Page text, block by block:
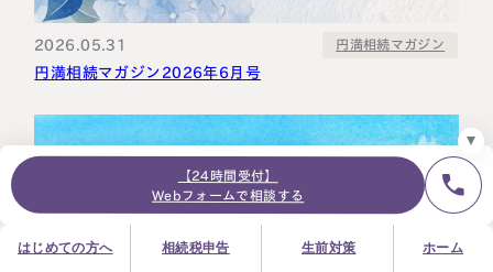
【24時間受付】
Webフォームで相談する
はじめての方へ 相続税申告 生前対策 ホーム
お急ぎの方は電話で面談予約
9:00～18:00 (土日祝日除く)
2026.05.31 円満相続マガジン
円満相続マガジン2026年6月号